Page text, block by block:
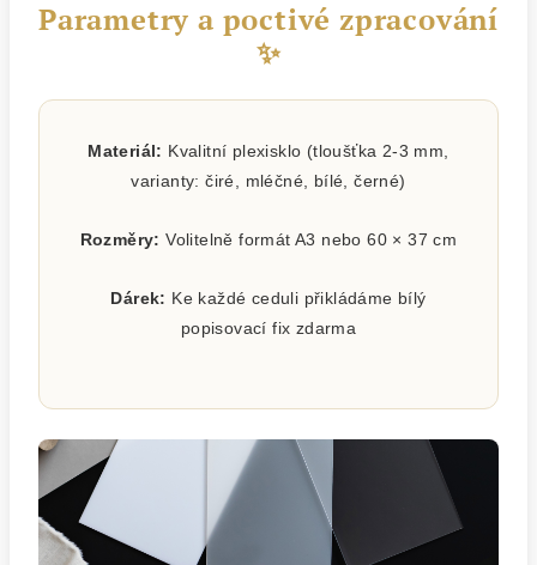
Parametry a poctivé zpracování
✨
Materiál: Kvalitní plexisklo (tloušťka 2-3 mm,
varianty: čiré, mléčné, bílé, černé)
Rozměry: Volitelně formát A3 nebo 60 × 37 cm
Dárek: Ke každé ceduli přikládáme bílý
popisovací fix zdarma